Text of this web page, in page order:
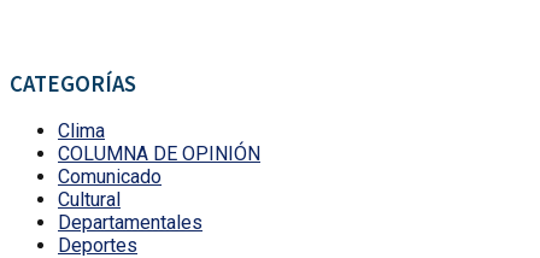
CATEGORÍAS
Clima
COLUMNA DE OPINIÓN
Comunicado
Cultural
Departamentales
Deportes